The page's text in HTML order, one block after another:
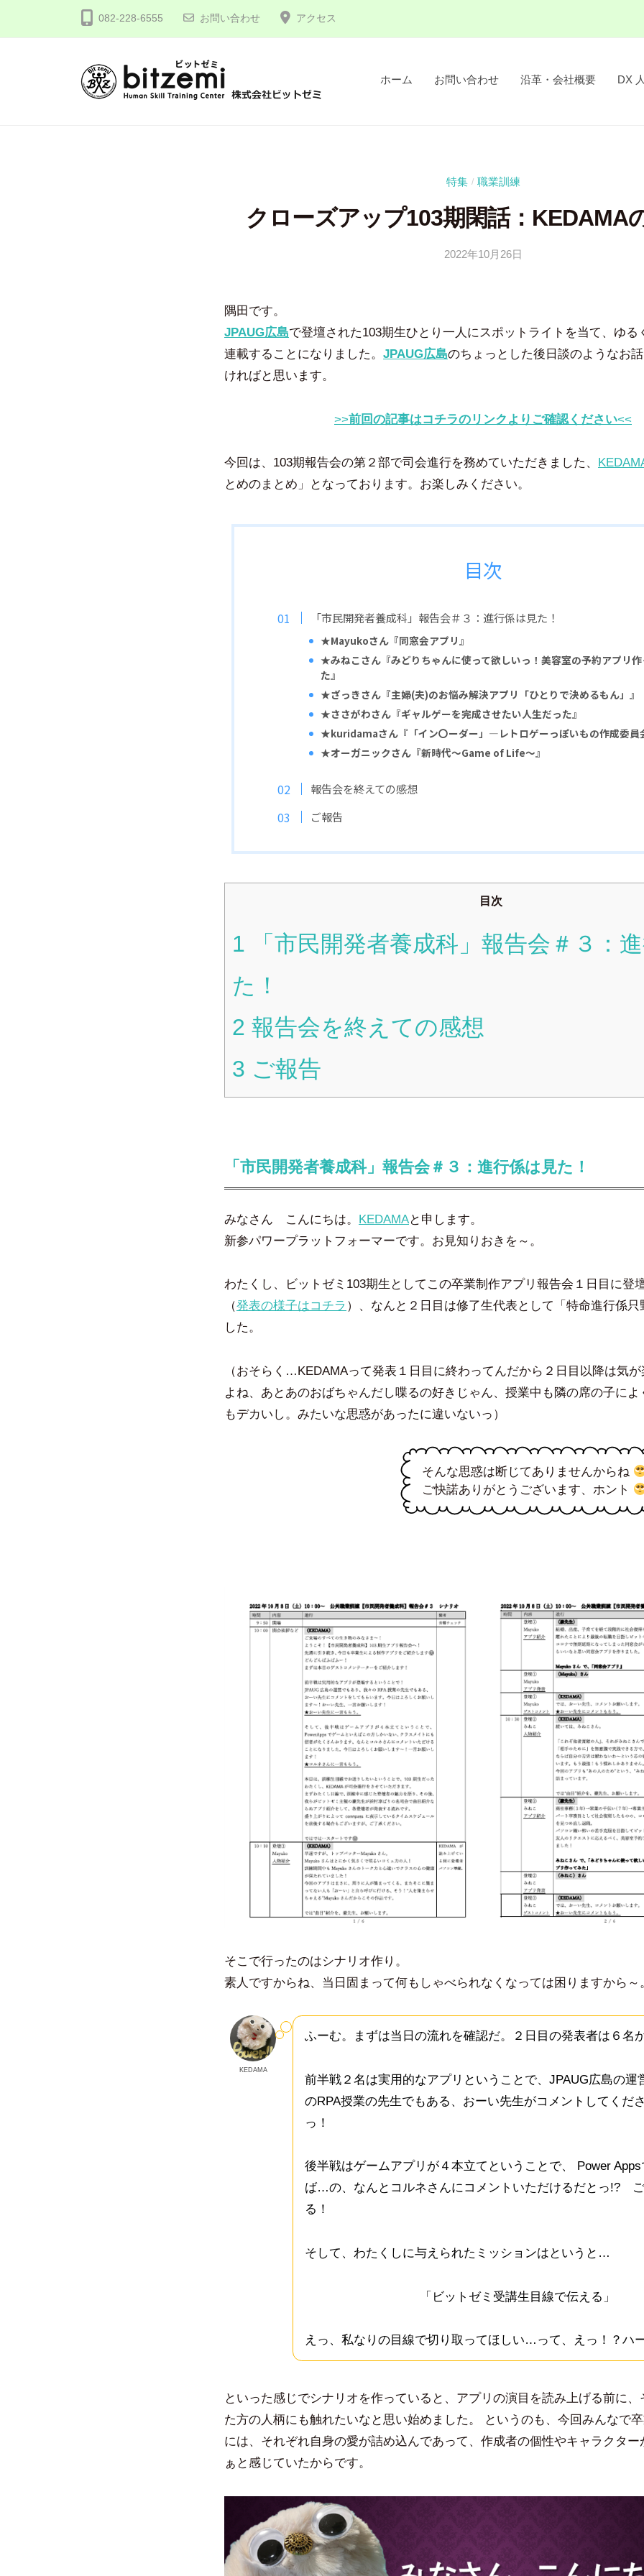
082-228-6555 お問い合わせ アクセス
ホーム お問い合わせ 沿革・会社概要 DX
特集 / 職業訓練
クローズアップ103期閑話：KEDAMA
2022年10月26日
智
尋
隅田です。
JPAUG広島で登壇された103期生ひとり一人にスポットライトを当て、ゆる
連載することになりました。 JPAUG広島のちょっとした後日談のようなお
ければと思います。
>>前回の記事はコチラのリンクよりご確認ください<<
今回は、103期報告会の第２部で司会進行を務めていただきました、
とめのまとめ」となっております。お楽しみください。
目次
「市民開発者養成科」報告会＃３：進行係は見た！
★Mayukoさん『同窓会アプリ』
★みねこさん『みどりちゃんに使って欲しいっ！美容室の予約アプリ作
た』
★ざっきさん『主婦(夫)のお悩み解決アプリ「ひとりで決めるもん」』
★ささがわさん『ギャルゲーを完成させたい人生だった』
★kuridamaさん『「イン〇ーダー」―レトロゲーっぽいもの作成委員
★オーガニックさん『新時代～Game of Life～』
報告会を終えての感想
ご報告
目次
1 「市民開発者養成科」報告会＃３：
た！
2 報告会を終えての感想
3 ご報告
「市民開発者養成科」報告会＃３：進行係は見た！
みなさん こんにちは。 KEDAMAと申します。
新参パワープラットフォーマーです。お見知りおきを～。
わたくし、ビットゼミ103期生としてこの卒業制作アプリ報告会１日目に登
（発表の様子はコチラ ）、なんと２日目は修了生代表として「特命進行係只
した。
（おそらく…KEDAMAって発表１日目に終わってんだから２日目以降は気
よね、あとあのおばちゃんだし喋るの好きじゃん、授業中も隣の席の子に
もデカいし。みたいな思惑があったに違いないっ）
そんな思惑は断じてありませんからね
ご快諾ありがとうございます、ホント
そこで行ったのはシナリオ作り。
素人ですからね、当日固まって何もしゃべられなくなっては困りますから～
KEDAMA
ふーむ。まずは当日の流れを確認だ。２日目の発表者は６名か
前半戦２名は実用的なアプリということで、JPAUG広島の運
のRPA授業の先生でもある、おーい先生がコメントしてくだ
っ！
後半戦はゲームアプリが４本立てということで、 Power Apps
ば…の、なんとコルネさんにコメントいただけるだとっ!?
る！
そして、わたくしに与えられたミッションはというと…
「ビットゼミ受講生目線で伝える」
えっ、私なりの目線で切り取ってほしい…って、えっ！？ハ
といった感じでシナリオを作っていると、アプリの演目を読み上げる前に、
た方の人柄にも触れたいなと思い始めました。 というのも、今回みんなで
には、それぞれ自身の愛が詰め込んであって、作成者の個性やキャラクター
ぁと感じていたからです。
式
会
ビ
ッ